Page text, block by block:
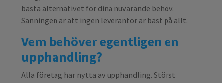
bästa alternativet för dina nuvarande behov.
Sanningen är att ingen leverantör är bäst på allt.
Vem behöver egentligen en
upphandling?
Alla företag har nytta av upphandling. Störst